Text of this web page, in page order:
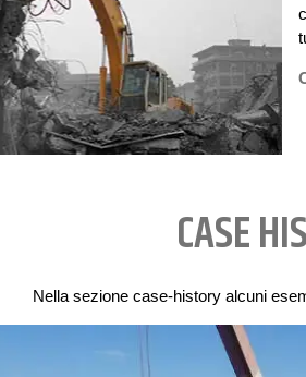
CASE
Nella sezione case-history alcuni